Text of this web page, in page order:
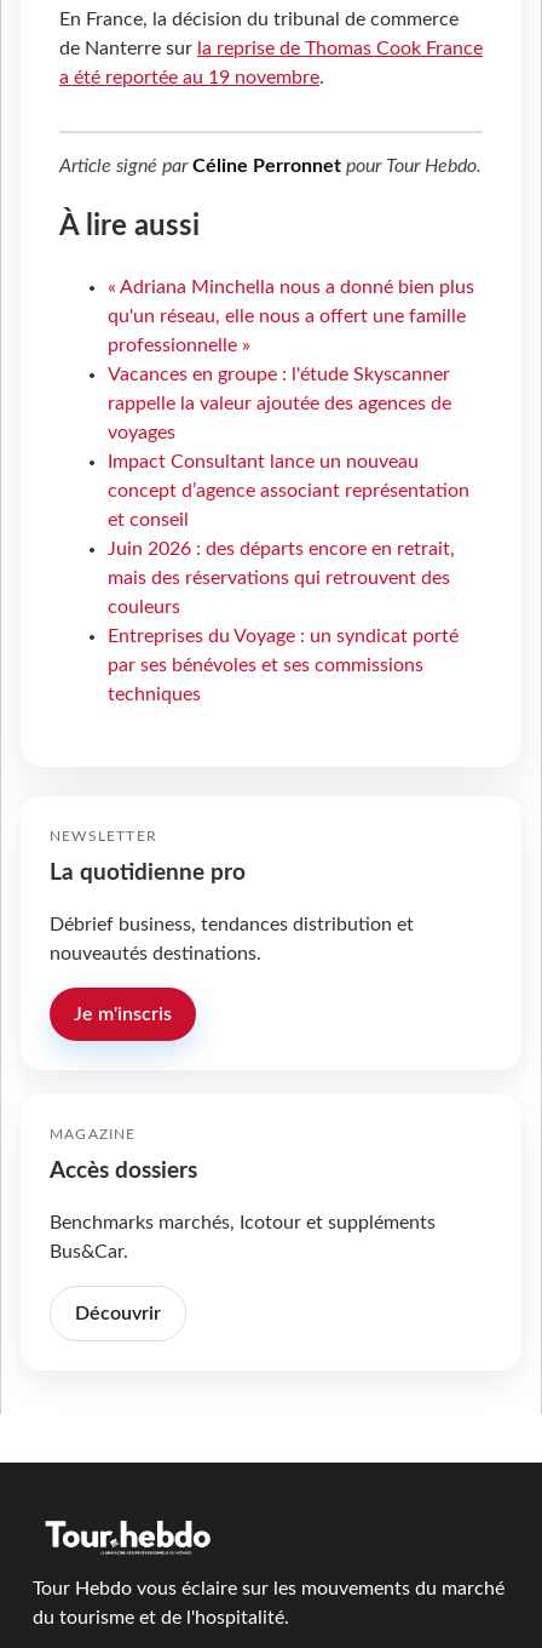
En France, la décision du tribunal de commerce
de Nanterre sur la reprise de Thomas Cook France
a été reportée au 19 novembre.
Article signé parCéline Perronnet pour Tour Hebdo.
À lire aussi
« Adriana Minchella nous a donné bien plus
qu'un réseau, elle nous a offert une famille
professionnelle »
Vacances en groupe : l'étude Skyscanner
rappelle la valeur ajoutée des agences de
voyages
Impact Consultant lance un nouveau
concept d’agence associant représentation
et conseil
Juin 2026 : des départs encore en retrait,
mais des réservations qui retrouvent des
couleurs
Entreprises du Voyage : un syndicat porté
par ses bénévoles et ses commissions
techniques
NEWSLETTER
La quotidienne pro
Débrief business, tendances distribution et
nouveautés destinations.
Je m'inscris
MAGAZINE
Accès dossiers
Benchmarks marchés, Icotour et suppléments
Bus&Car.
Découvrir
Tour Hebdo vous éclaire sur les mouvements du marché
du tourisme et de l'hospitalité.